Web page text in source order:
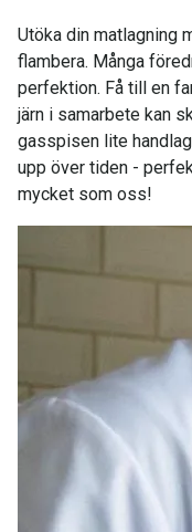
Utöka din matlagning
flambera. Många
perfektion. Få till en
järn i samarbete kan
gasspisen lite
upp över tiden -
mycket som oss!